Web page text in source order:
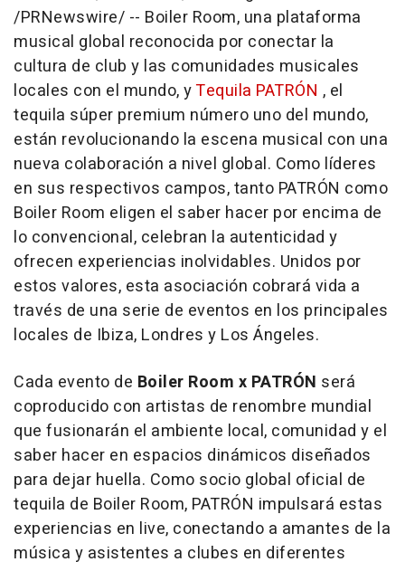
/PRNewswire/ -- Boiler Room, una plataforma
musical global reconocida por conectar la
cultura de club y las comunidades musicales
locales con el mundo, yTequila PATRÓN , el
tequila súper premium número uno del mundo,
están revolucionando la escena musical con una
nueva colaboración a nivel global. Como líderes
en sus respectivos campos, tanto PATRÓN como
Boiler Room eligen el saber hacer por encima de
lo convencional, celebran la autenticidad y
ofrecen experiencias inolvidables. Unidos por
estos valores, esta asociación cobrará vida a
través de una serie de eventos en los principales
locales de Ibiza, Londres y Los Ángeles.
Cada evento de Boiler Room x PATRÓN será
coproducido con artistas de renombre mundial
que fusionarán el ambiente local, comunidad y el
saber hacer en espacios dinámicos diseñados
para dejar huella. Como socio global oficial de
tequila de Boiler Room, PATRÓN impulsará estas
experiencias en live, conectando a amantes de la
música y asistentes a clubes en diferentes